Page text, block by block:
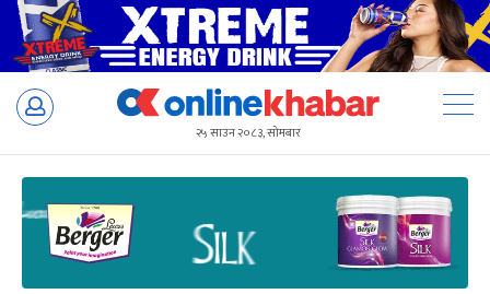
Skip
२५ साउन २०८३, सोमबार